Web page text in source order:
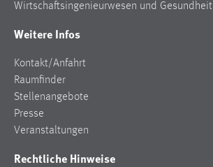
Wirtschaftsingenieurwesen und Gesundheit
Weitere Infos
Kontakt/Anfahrt
Raumfinder
Stellenangebote
Presse
Veranstaltungen
Rechtliche Hinweise